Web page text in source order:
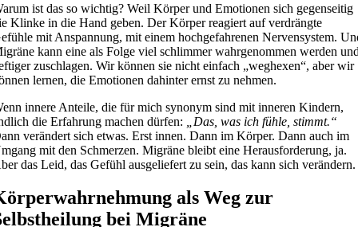
ist das so wichtig? Weil Körper und Emotionen sich gegenseitig
Klinke in die Hand geben. Der Körper reagiert auf verdrängte
mit Anspannung, mit einem hochgefahrenen Nervensystem.
kann eine als Folge viel schlimmer wahrgenommen werden
zuschlagen. Wir können sie nicht einfach „weghexen“, aber wir
lernen, die Emotionen dahinter ernst zu nehmen.
innere Anteile, die für mich synonym sind mit inneren Kindern,
die Erfahrung machen dürfen:
„Das, was ich fühle, stimmt.“
verändert sich etwas. Erst innen. Dann im Körper. Dann auch im
mit den Schmerzen. Migräne bleibt eine Herausforderung, ja.
das Leid, das Gefühl ausgeliefert zu sein, das kann sich verändern.
als Weg zur
bei Migräne